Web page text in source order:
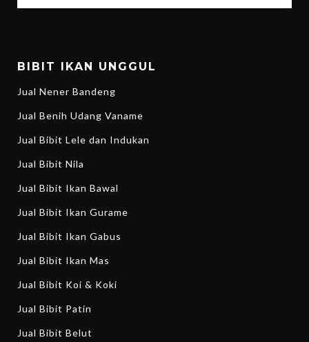
BIBIT IKAN UNGGUL
Jual Nener Bandeng
Jual Benih Udang Vaname
Jual Bibit Lele dan Indukan
Jual Bibit Nila
Jual Bibit Ikan Bawal
Jual Bibit Ikan Gurame
Jual Bibit Ikan Gabus
Jual Bibit Ikan Mas
Jual Bibit Koi & Koki
Jual Bibit Patin
Jual Bibit Belut